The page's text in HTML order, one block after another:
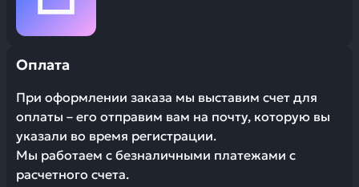
Оплата
При оформлении заказа мы выставим счет для
оплаты – его отправим вам на почту, которую вы
указали во время регистрации.
Мы работаем с безналичными платежами с
расчетного счета.